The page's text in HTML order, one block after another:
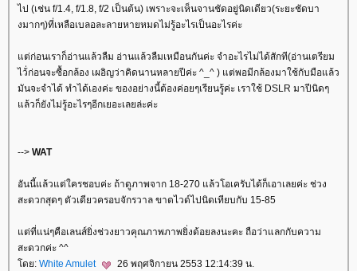
ไป (เช่น f/1.4, f/1.8, f/2 เป็นต้น) เพราะจะเห็นจานชัดอยู่นิดเดียว(ระยะชัดบา
งมากๆ)ที่เหลือเบลอละลายหายหมดไม่รู้อะไรเป็นอะไรค่ะ
ต่ก่อนเราก็อ่านแล้วลืม อ่านแล้วลืมเหมือนกันค่ะ จำอะไรไม่ได้สักที(อ่านเตรียม
ไว้่ก่อนจะซื้อกล้อง เผอิญว่าคิดนานหลายปีค่ะ ^_^ ) แต่พอมีกล้องมาใช้กับมือแล้ว
มันจะจำได้ ทำได้เองค่ะ ของอย่างนี้ต้องค่อยๆเรียนรู้ค่ะ เราใช้ DSLR มาปีนิดๆ
ล้วก็ยังไม่รู้อะไรๆอีกเยอะเลยล่ะค่ะ
--> WAT
อันนี้แล้วแต่ใครชอบค่ะ ถ้าดูภาพจาก 18-270 แล้วโอเครับได้ก็เอาเลยค่ะ ช่วง
สะดวกสุดๆ ตัวเดียวครอบจักรวาล ขาดไวด์ไปนิดเทียบกับ 15-85
ต่ที่แน่ๆคือเลนส์ยิ่งช่วงยาวคุณภาพภาพยิ่งด้อยลงนะคะ ถือว่าแลกกับความ
สะดวกค่ะ ^^
ดย: White Amulet 26 พฤศจิกายน 2553 12:14:39 น.